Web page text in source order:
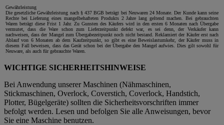
Gewährleistung
Die gesetzliche Gewährleistung nach § 437 BGB beträgt bei Neuwaren 24 Monate. Der Kunde kann seine
Rechte bei Lieferung eines mangelbehafteten Produkts 2 Jahre lang geltend machen. Bei gebrauchten
Waren beträgt diese Frist 1 Jahr. Zu Gunsten des Käufers wird in den ersten 6 Monaten nach Übergabe
vermutet, dass die Ware schon zum Lieferzeitpunkt defekt war, es sei denn, der Verkäufer kann
nachweisen, dass der Mangel zum Übergabezeitpunkt noch nicht bestand. Reklamiert der Käufer erst nach
Ablauf von 6 Monaten ab dem Kaufzeitpunkt, so gibt es eine Beweislastumkehr, der Käufer muss in
diesem Fall beweisen, dass das Gerät schon bei der Übergabe den Mangel aufwies. Dies gilt sowohl für
Neuware, als auch für gebrauchte Waren.
WICHTIGE SICHERHEITSHINWEISE
Bei Anwendung unserer Maschinen (Nähmaschinen,
Stickmaschinen, Overlock, Coverstich, Coverlock, Handstich,
Plotter, Bügelgeräte) sollten die Sicherheitsvorschriften immer
befolgt werden. Lesen und befolgen Sie alle Anweisungen, bevor
Sie eine Maschine benutzen.